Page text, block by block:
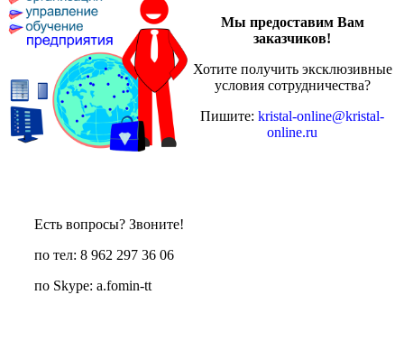
Мы предоставим Вам
заказчиков!
Хотите получить эксклюзивные
условия сотрудничества?
Пишите: kristal-online@kristal-
online.ru
Есть вопросы? Звоните!
по тел: 8 962 297 36 06
по Skype: a.fomin-tt